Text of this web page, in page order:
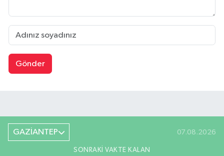
Gönder
GAZİANTEP 07.08.2026
SONRAKI VAKTE KALAN